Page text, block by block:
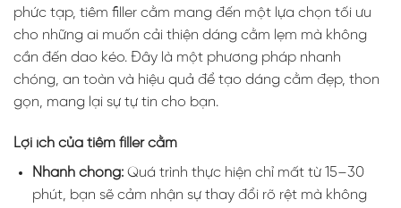
phức tạp, tiêm filler cằm mang đến một lựa chọn tối ưu
cho những ai muốn cải thiện dáng cằm lẹm mà không
cần đến dao kéo. Đây là một phương pháp nhanh
chóng, an toàn và hiệu quả để tạo dáng cằm đẹp, thon
gọn, mang lại sự tự tin cho bạn.
Lợi ích của tiêm filler cằm
Nhanh chóng:Quá trình thực hiện chỉ mất từ 15–30
phút, bạn sẽ cảm nhận sự thay đổi rõ rệt mà không